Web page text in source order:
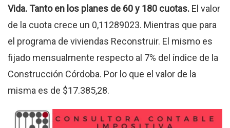
Vida. Tanto en los planes de 60 y 180 cuotas. El valor
de la cuota crece un 0,11289023. Mientras que para
el programa de viviendas Reconstruir. El mismo es
fijado mensualmente respecto al 7% del índice de la
Construcción Córdoba. Por lo que el valor de la
misma es de $17.385,28.